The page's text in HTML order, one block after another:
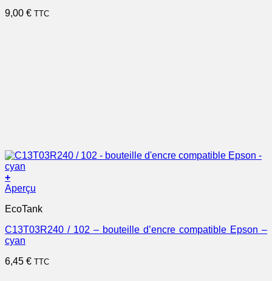
9,00 € TTC
+
Aperçu
EcoTank
C13T03R240 / 102 – bouteille d’encre compatible Epson –
cyan
6,45 € TTC